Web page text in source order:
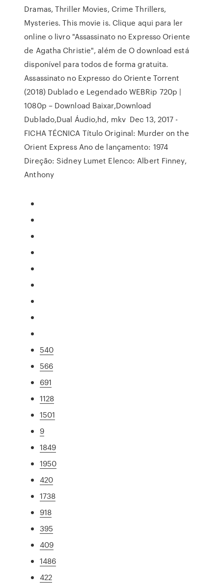
Dramas, Thriller Movies, Crime Thrillers,
Mysteries. This movie is. Clique aqui para ler
online o livro "Assassinato no Expresso Oriente
de Agatha Christie", além de O download está
disponível para todos de forma gratuita.
Assassinato no Expresso do Oriente Torrent
(2018) Dublado e Legendado WEBRip 720p |
1080p – Download Baixar,Download
Dublado,Dual Áudio,hd, mkv Dec 13, 2017 -
FICHA TÉCNICA Título Original: Murder on the
Orient Express Ano de lançamento: 1974
Direção: Sidney Lumet Elenco: Albert Finney,
Anthony
540
566
691
1128
1501
9
1849
1950
420
1738
918
395
409
1486
422